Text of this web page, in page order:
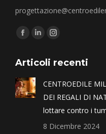
Find us on:
Articoli recenti
CENTROEDILE
DEI REGALI DI
lottare contro i
8 Dicembre 2024